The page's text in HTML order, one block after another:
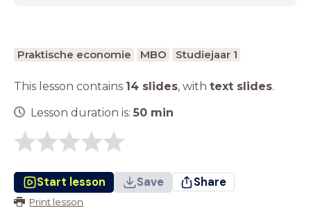
Praktische economie MBO Studiejaar 1
This lesson contains 14 slides, with text slides.
Lesson duration is: 50 min
Start lesson Save Share
Print lesson